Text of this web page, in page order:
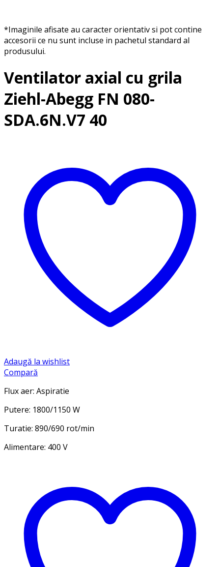
*Imaginile afisate au caracter orientativ si pot contine
accesorii ce nu sunt incluse in pachetul standard al
produsului.
Ventilator axial cu grila
Ziehl-Abegg FN 080-
SDA.6N.V7 40
Adaugă la wishlist
Compară
Flux aer: Aspiratie
Putere: 1800/1150 W
Turatie: 890/690 rot/min
Alimentare: 400 V